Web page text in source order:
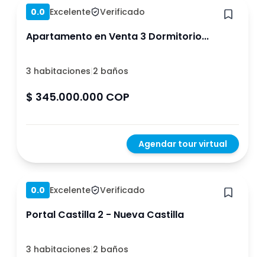
0.0 Excelente Verificado
Apartamento en Venta 3 Dormitorio...
3 habitaciones|2 baños
$ 345.000.000 COP
Agendar tour virtual
Hace 1 año
0.0 Excelente Verificado
Portal Castilla 2 - Nueva Castilla
3 habitaciones|2 baños